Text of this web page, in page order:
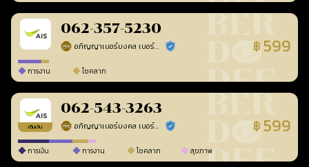
062-357-5230
อภิญญาเบอร์มงคล เบอร์สวยเลขศาสตร์ ร้านยืนยันแล้ว ฿ 599
การงาน โชคลาภ
เติมเงิน
062-543-3263
อภิญญาเบอร์มงคล เบอร์สวยเลขศาสตร์ ร้านยืนยันแล้ว ฿ 599
การเงิน การงาน โชคลาภ สุขภาพ